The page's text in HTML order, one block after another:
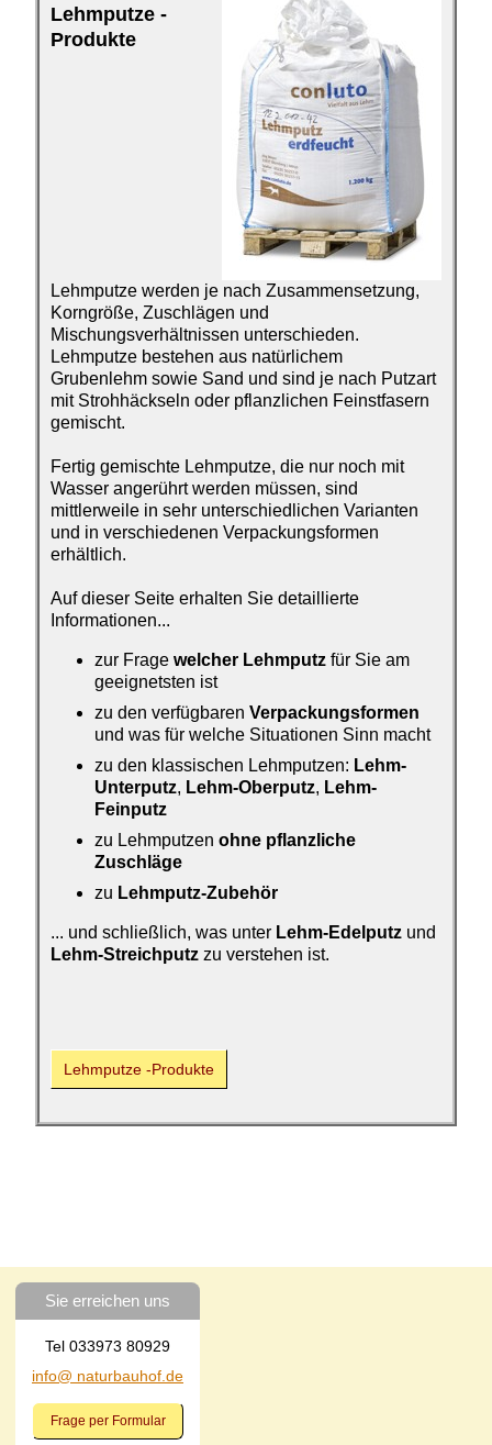
Lehmputze -
Produkte
Lehmputze werden je nach Zusammensetzung,
Korngröße, Zuschlägen und
Mischungsverhältnissen unterschieden.
Lehmputze bestehen aus natürlichem
Grubenlehm sowie Sand und sind je nach Putzart
mit Strohhäckseln oder pflanzlichen Feinstfasern
gemischt.
Fertig gemischte Lehmputze, die nur noch mit
Wasser angerührt werden müssen, sind
mittlerweile in sehr unterschiedlichen Varianten
und in verschiedenen Verpackungsformen
erhältlich.
Auf dieser Seite erhalten Sie detaillierte
Informationen...
zur Frage welcher Lehmputz für Sie am
geeignetsten ist
zu den verfügbaren Verpackungsformen
und was für welche Situationen Sinn macht
zu den klassischen Lehmputzen: Lehm-
Unterputz, Lehm-Oberputz, Lehm-
Feinputz
zu Lehmputzen ohne pflanzliche
Zuschläge
zu Lehmputz-Zubehör
... und schließlich, was unter Lehm-Edelputz und
Lehm-Streichputz zu verstehen ist.
Lehmputze -Produkte
Sie erreichen uns
Tel 033973 80929
info@ naturbauhof.de
Frage per Formular